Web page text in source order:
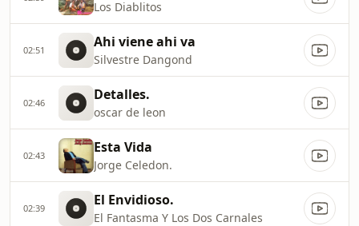
Los Diablitos
02:51 Ahi viene ahi va
Silvestre Dangond
02:46 Detalles.
oscar de leon
02:43 Esta Vida
Jorge Celedon.
02:39 El Envidioso.
El Fantasma Y Los Dos Carnales